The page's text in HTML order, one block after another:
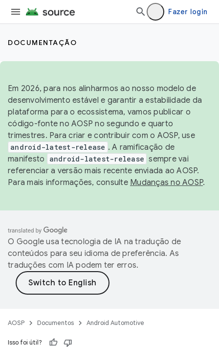
Fazer login
DOCUMENTAÇÃO
Em 2026, para nos alinharmos ao nosso modelo de
desenvolvimento estável e garantir a estabilidade da
plataforma para o ecossistema, vamos publicar o
código-fonte no AOSP no segundo e quarto
trimestres. Para criar e contribuir com o AOSP, use
android-latest-release . A ramificação de
manifesto
android-latest-release sempre vai
referenciar a versão mais recente enviada ao AOSP.
Para mais informações, consulte Mudanças no AOSP.
O Google usa tecnologia de IA na tradução de
conteúdos para seu idioma de preferência. As
traduções com IA podem ter erros.
AOSP Documentos Android Automotive
Isso foi útil?